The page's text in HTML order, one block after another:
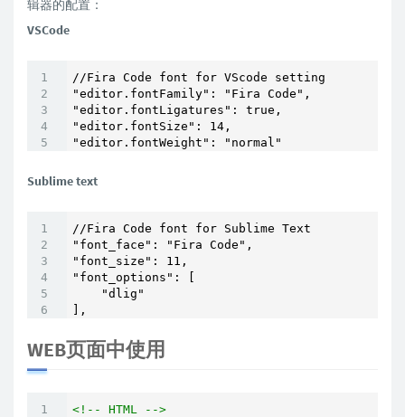
辑器的配置：
VSCode
//Fira Code font for VScode setting
"editor.fontFamily": "Fira Code",
"editor.fontLigatures": true,
"editor.fontSize": 14,
"editor.fontWeight": "normal"
Sublime text
//Fira Code font for Sublime Text
"font_face": "Fira Code",
"font_size": 11,
"font_options": [
    "dlig"
],
WEB页面中使用
<!-- HTML -->